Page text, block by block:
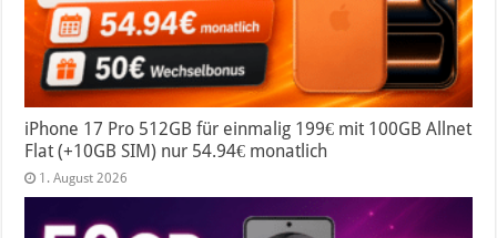
iPhone 17 Pro 512GB für einmalig 199€ mit 100GB Allnet
Flat (+10GB SIM) nur 54.94€ monatlich
1. August 2026